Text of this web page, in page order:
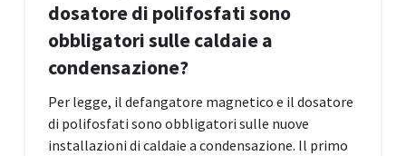
dosatore di polifosfati sono
obbligatori sulle caldaie a
condensazione?
Per legge, il defangatore magnetico e il dosatore
di polifosfati sono obbligatori sulle nuove
installazioni di caldaie a condensazione. Il primo